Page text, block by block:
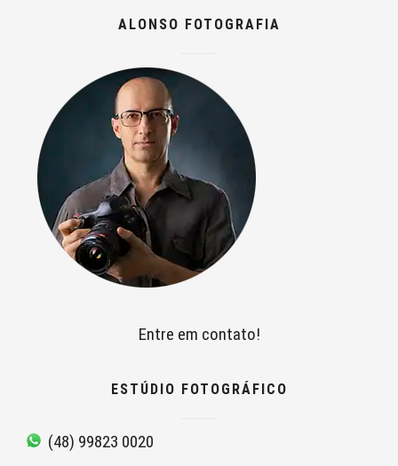
ALONSO FOTOGRAFIA
Entre em contato!
ESTÚDIO FOTOGRÁFICO
(48) 99823 0020